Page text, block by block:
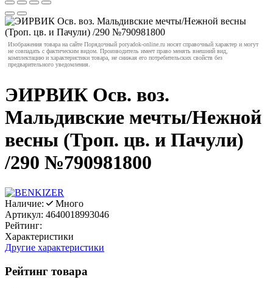
Изображения товара на сайте Порядочный poryadok-online.ru носят справочный характер и могут
не совпадать с фактическим видом. Производитель имеет право менять внешний вид,
комплектацию и характеристики товара, не снижая его потребительских свойств без
предварительного уведомления.
ЭИРВИК Осв. воз.
Мальдивские мечты/Нежной
весны (Троп. цв. и Пачули)
/290 №790981800
Наличие:
Много
Артикул: 4640018993046
Рейтинг:
Характеристики
Другие характеристики
Рейтинг товара